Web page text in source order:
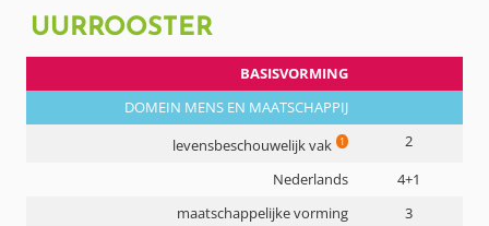
UURROOSTER
BASISVORMING
DOMEIN MENS EN MAATSCHAPPIJ
levensbeschouwelijk vak 1 2
Nederlands
4+1
maatschappelijke vorming
3